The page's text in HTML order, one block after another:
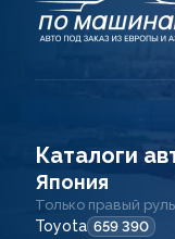
Каталоги
Япония
Только правый
Toyota 659 390